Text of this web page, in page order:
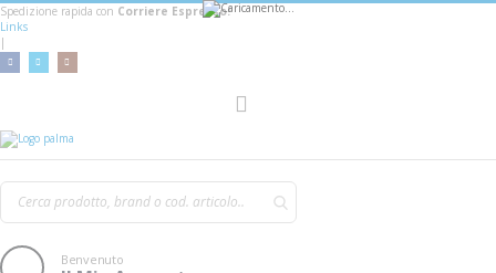
Spedizione rapida con Corriere Espresso!
Links
|
Benvenuto